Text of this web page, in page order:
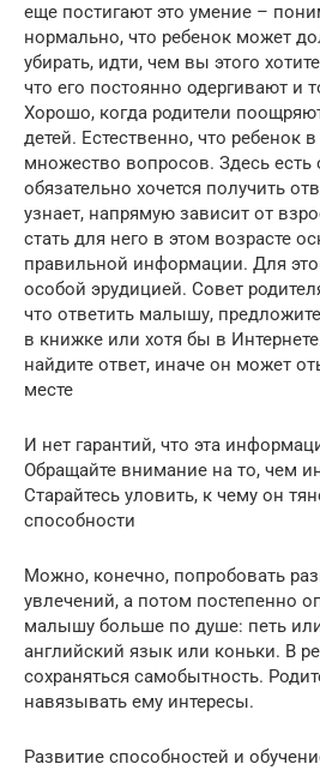
еще постигают это умение –
нормально, что ребенок может
убирать, идти, чем вы этого
что его постоянно одергивают и
Хорошо, когда родители
детей. Естественно, что ребенок
множество вопросов. Здесь
обязательно хочется получить
узнает, напрямую зависит от
стать для него в этом возрасте
правильной информации. Для
особой эрудицией. Совет
что ответить малышу,
в книжке или хотя бы в
найдите ответ, иначе он может
месте
И нет гарантий, что эта
Обращайте внимание на то, чем
Старайтесь уловить, к чему он
способности
Можно, конечно, попробовать
увлечений, а потом постепенно
малышу больше по душе: петь
английский язык или коньки. В
сохраняться самобытность.
навязывать ему интересы.
Развитие способностей и